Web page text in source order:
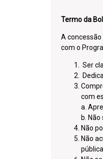
Termo da
A
com o
Ser
com
a.
b.
Não
Não